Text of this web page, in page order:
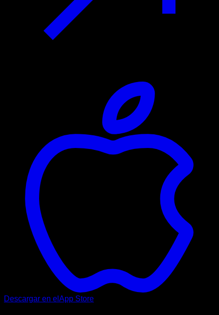
Descargar en el App Store